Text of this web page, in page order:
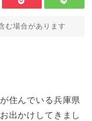
む場合があります
住んでいる兵庫県
出かけしてきまし